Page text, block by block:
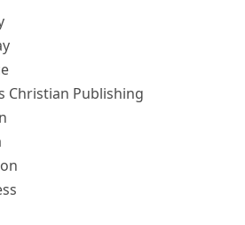
Christian Publishing